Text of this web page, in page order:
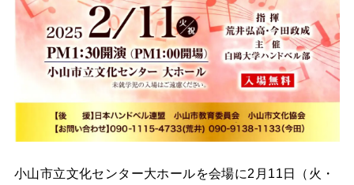
小山市立文化センター大ホールを会場に2月11日（火・